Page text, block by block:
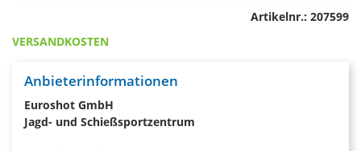
Artikelnr.: 207599
VERSANDKOSTEN
Anbieterinformationen
Euroshot GmbH
Jagd- und Schießsportzentrum